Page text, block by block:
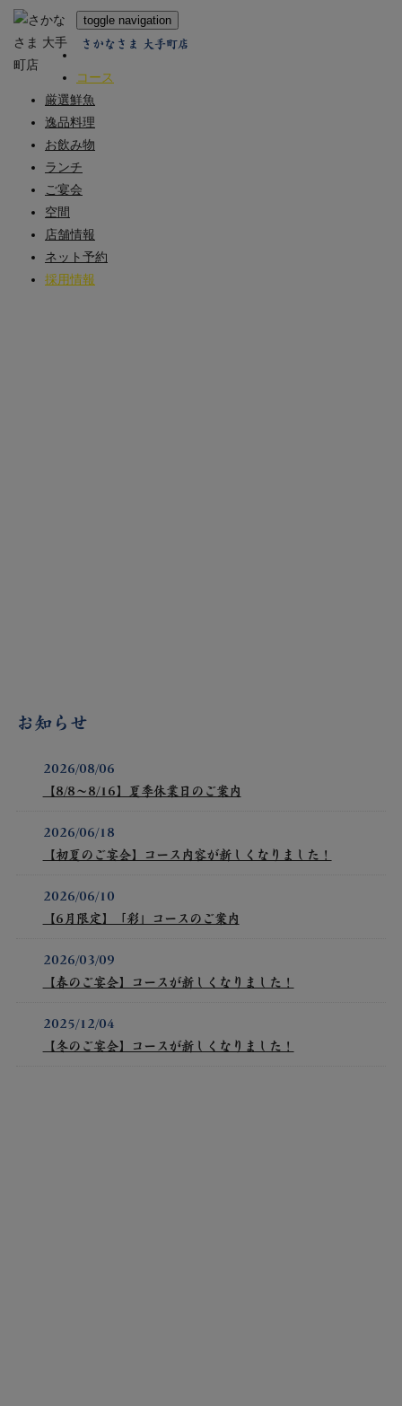
さかなさま 大手町店
toggle navigation
コース
厳選鮮魚
逸品料理
お飲み物
ランチ
ご宴会
空間
店舗情報
ネット予約
採用情報
お知らせ
2026/08/06
【8/8～8/16】夏季休業日のご案内
2026/06/18
【初夏のご宴会】コース内容が新しくなりました！
2026/06/10
【6月限定】「彩」コースのご案内
2026/03/09
【春のご宴会】コースが新しくなりました！
2025/12/04
【冬のご宴会】コースが新しくなりました！